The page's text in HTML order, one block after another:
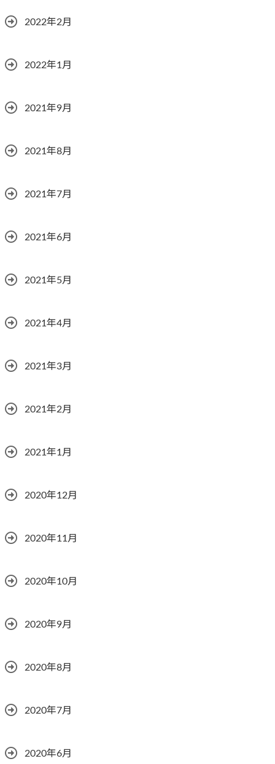
2022年2月
2022年1月
2021年9月
2021年8月
2021年7月
2021年6月
2021年5月
2021年4月
2021年3月
2021年2月
2021年1月
2020年12月
2020年11月
2020年10月
2020年9月
2020年8月
2020年7月
2020年6月